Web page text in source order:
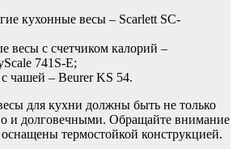
кухонные весы – Scarlett SC-
весы с счетчиком калорий –
741S-E;
чашей – Beurer KS 54.
для кухни должны быть не только
и долговечными. Обращайте внимание
термостойкой конструкцией.